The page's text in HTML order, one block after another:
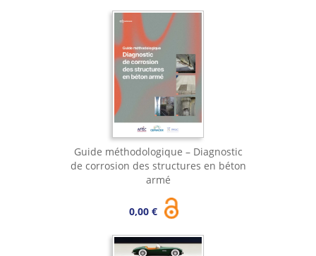
Guide méthodologique – Diagnostic
de corrosion des structures en béton
armé
0,00 €